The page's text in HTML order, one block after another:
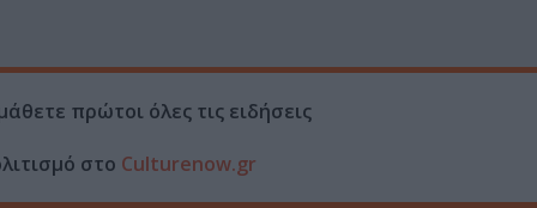
πρώτοι όλες τις ειδήσεις
στο Culturenow.gr